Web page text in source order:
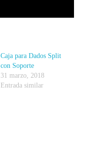
Caja para Dados Split
con Soporte
31 marzo, 2018
Entrada similar